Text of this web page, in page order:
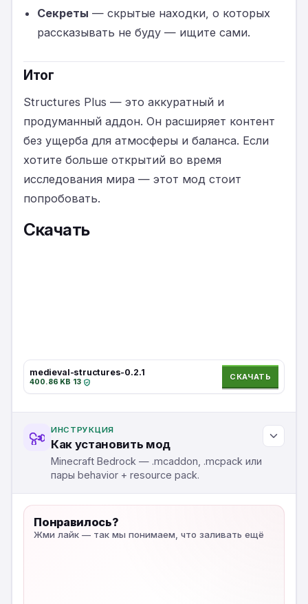
Секреты — скрытые находки, о которых
рассказывать не буду — ищите сами.
Итог
Structures Plus — это аккуратный и
продуманный аддон. Он расширяет контент
без ущерба для атмосферы и баланса. Если
хотите больше открытий во время
исследования мира — этот мод стоит
попробовать.
Скачать
medieval-structures-0.2.1
400.86 KB·13·
СКАЧАТЬ
ИНСТРУКЦИЯ
Как установить мод
Minecraft Bedrock — .mcaddon, .mcpack или
пары behavior + resource pack.
Понравилось?
Жми лайк — так мы понимаем, что заливать ещё